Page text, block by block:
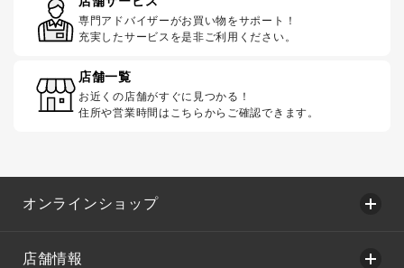
専門アドバイザーがお買い物をサポート！
充実したサービスを是非ご利用ください。
店舗一覧
お近くの店舗がすぐに見つかる！
住所や営業時間はこちらからご確認できます。
オンラインショップ
店舗情報